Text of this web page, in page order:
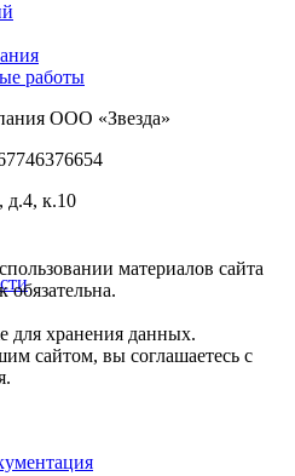
работы
ООО «Звезда»
д.4, к.10
материалов сайта
обязательна.
для хранения данных.
сайтом, вы соглашаетесь с